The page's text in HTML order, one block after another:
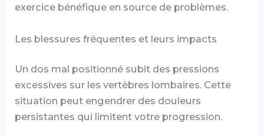
exercice bénéfique en source de problèmes.
Les blessures fréquentes et leurs impacts
Un dos mal positionné subit des pressions
excessives sur les vertèbres lombaires. Cette
situation peut engendrer des douleurs
persistantes qui limitent votre progression.